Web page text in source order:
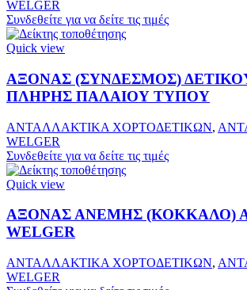
WELGER
Συνδεθείτε για να δείτε τις τιμές
Quick view
ΑΞΟΝΑΣ (ΣΥΝΔΕΣΜΟΣ)
ΠΛΗΡΗΣ ΠΑΛΑΙΟΥ ΤΥΠΟΥ
ΑΝΤΑΛΛΑΚΤΙΚΑ ΧΟΡΤΟΔΕΤΙΚΩΝ,
WELGER
Συνδεθείτε για να δείτε τις τιμές
Quick view
ΑΞΟΝΑΣ ΑΝΕΜΗΣ (ΚΟΚΚΑΛΟ)
WELGER
ΑΝΤΑΛΛΑΚΤΙΚΑ ΧΟΡΤΟΔΕΤΙΚΩΝ,
WELGER